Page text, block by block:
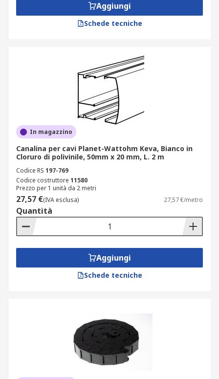
Aggiungi
Schede tecniche
In magazzino
Canalina per cavi Planet-Wattohm Keva, Bianco in
Cloruro di polivinile, 50mm x 20 mm, L. 2 m
Codice RS 197-769
Codice costruttore 11580
Prezzo per 1 unità da 2 metri
27,57 €(IVA esclusa) 27,57 €/metro
Quantità
Aggiungi
Schede tecniche